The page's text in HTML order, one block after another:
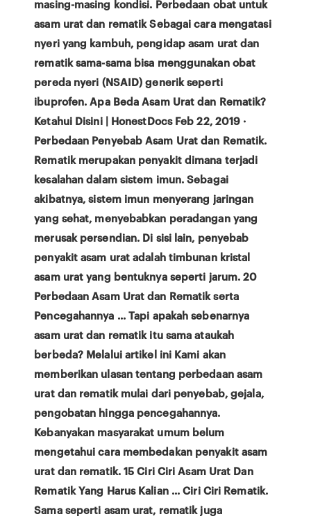
masing-masing kondisi. Perbedaan obat untuk
asam urat dan rematik Sebagai cara mengatasi
nyeri yang kambuh, pengidap asam urat dan
rematik sama-sama bisa menggunakan obat
pereda nyeri (NSAID) generik seperti
ibuprofen. Apa Beda Asam Urat dan Rematik?
Ketahui Disini | HonestDocs Feb 22, 2019 ·
Perbedaan Penyebab Asam Urat dan Rematik.
Rematik merupakan penyakit dimana terjadi
kesalahan dalam sistem imun. Sebagai
akibatnya, sistem imun menyerang jaringan
yang sehat, menyebabkan peradangan yang
merusak persendian. Di sisi lain, penyebab
penyakit asam urat adalah timbunan kristal
asam urat yang bentuknya seperti jarum. 20
Perbedaan Asam Urat dan Rematik serta
Pencegahannya ... Tapi apakah sebenarnya
asam urat dan rematik itu sama ataukah
berbeda? Melalui artikel ini Kami akan
memberikan ulasan tentang perbedaan asam
urat dan rematik mulai dari penyebab, gejala,
pengobatan hingga pencegahannya.
Kebanyakan masyarakat umum belum
mengetahui cara membedakan penyakit asam
urat dan rematik. 15 Ciri Ciri Asam Urat Dan
Rematik Yang Harus Kalian ... Ciri Ciri Rematik.
Sama seperti asam urat, rematik juga